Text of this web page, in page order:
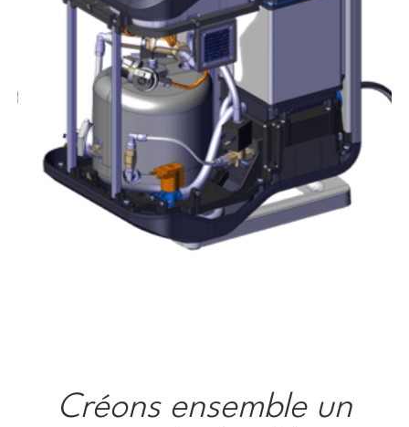
Créons ensemble un